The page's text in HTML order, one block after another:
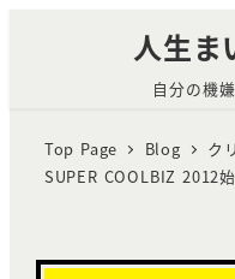
人生ま
自分の機
Top Page Blog
ク
SUPER COOLBIZ 2012